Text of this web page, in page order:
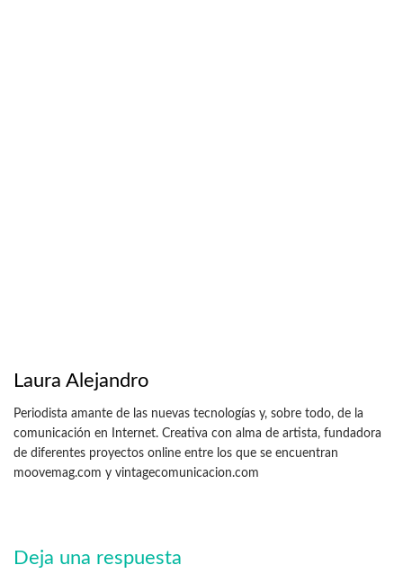
Laura Alejandro
Periodista amante de las nuevas tecnologías y, sobre todo, de la
comunicación en Internet. Creativa con alma de artista, fundadora
de diferentes proyectos online entre los que se encuentran
moovemag.com y vintagecomunicacion.com
Deja una respuesta